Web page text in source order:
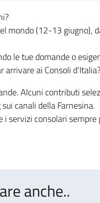
mondo (12-13 giugno),
le tue domande o
ai Consoli
Alcuni contributi
canali della Farnesina.
servizi consolari
anche..